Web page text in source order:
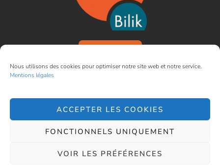
Nous utilisons des cookies pour optimiser notre site web et notre service.
Mentions légales
ACCEPTER LES COOKIES
FONCTIONNELS UNIQUEMENT
VOIR LES PRÉFÉRENCES
Mentions légales
– Tous droits réservés